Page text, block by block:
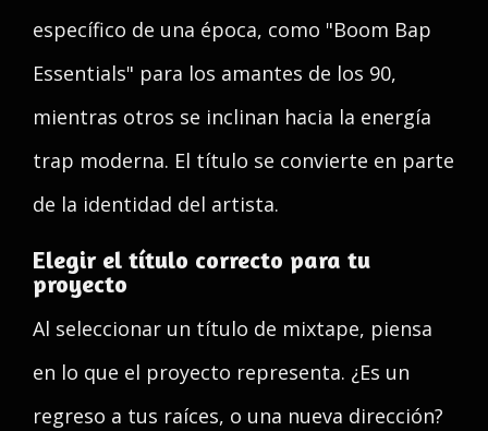
específico de una época, como "Boom Bap
Essentials" para los amantes de los 90,
mientras otros se inclinan hacia la energía
trap moderna. El título se convierte en parte
de la identidad del artista.
Elegir el título correcto para tu
proyecto
Al seleccionar un título de mixtape, piensa
en lo que el proyecto representa. ¿Es un
regreso a tus raíces, o una nueva dirección?